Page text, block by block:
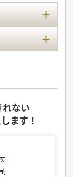
れない
ます！